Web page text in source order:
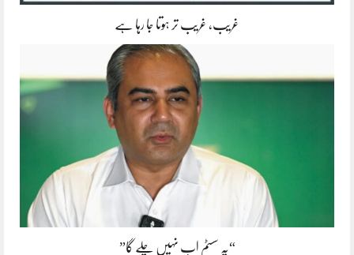
غریب، غریب تر ہوتا جا رہا ہے
“یہ سسٹم اب نہیں چلے گا”